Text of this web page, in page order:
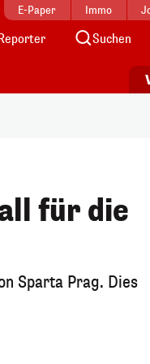
E-Paper Immo
Suchen
für die
Sparta Prag. Dies